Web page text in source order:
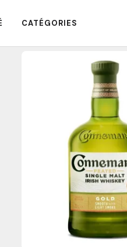
CATÉGORIES